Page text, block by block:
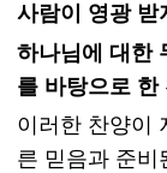
사람이 영광 받
하나님에 대한
를 바탕으로 한
이러한 찬양이
른 믿음과 준비